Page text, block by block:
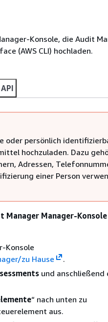
Konsole, die Audit
(AWS CLI) hochladen.
oder persönlich
hochzuladen. Dazu
Adressen,
einer Person
Manager Manager-Konsole
Konsole
zu Hause
.
und anschließend
“ nach unten zu
aus.